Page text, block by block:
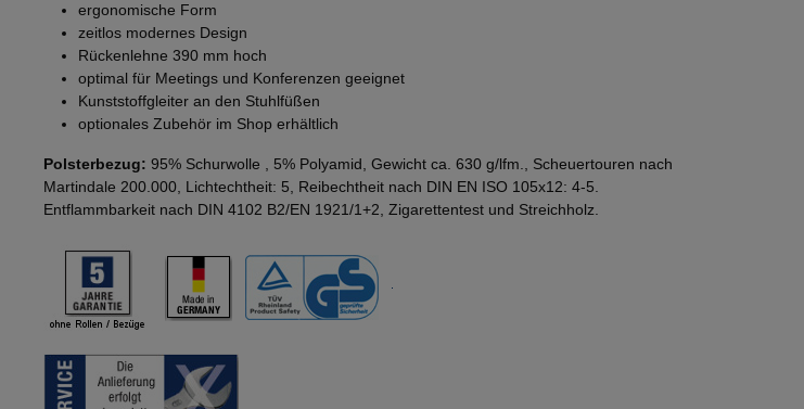
ergonomische Form
zeitlos modernes Design
Rückenlehne 390 mm hoch
optimal für Meetings und Konferenzen geeignet
Kunststoffgleiter an den Stuhlfüßen
optionales Zubehör im Shop erhältlich
Polsterbezug: 95% Schurwolle , 5% Polyamid, Gewicht ca. 630 g/lfm., Scheuertouren nach
Martindale 200.000, Lichtechtheit: 5, Reibechtheit nach DIN EN ISO 105x12: 4-5.
Entflammbarkeit nach DIN 4102 B2/EN 1921/1+2, Zigarettentest und Streichholz.